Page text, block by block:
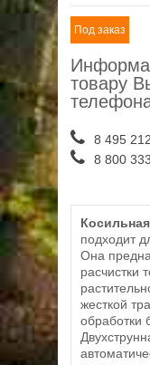
Под заказ
товару
8 495
8 800
подходит
Она
расчистки
жесткой
обработки